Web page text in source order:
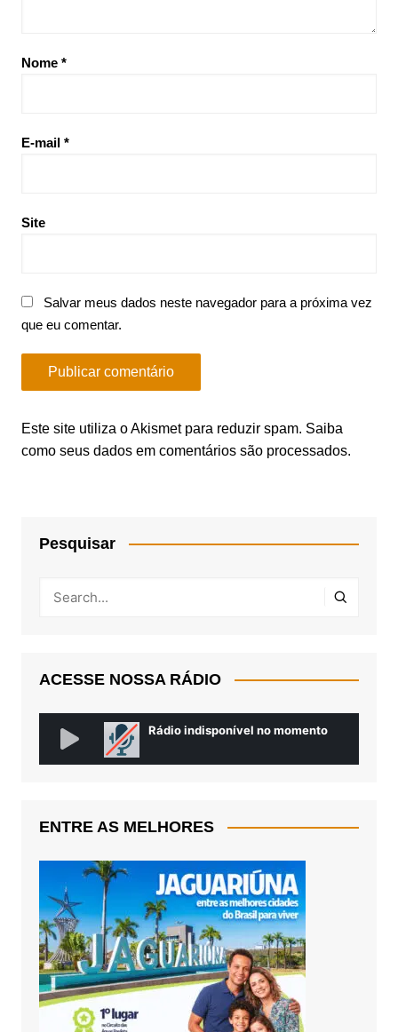
Nome *
E-mail *
Site
Salvar meus dados neste navegador para a próxima vez
que eu comentar.
Este site utiliza o Akismet para reduzir spam. Saiba
como seus dados em comentários são processados.
Pesquisar
ACESSE NOSSA RÁDIO
ENTRE AS MELHORES